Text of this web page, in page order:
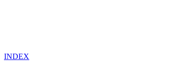
INDEX